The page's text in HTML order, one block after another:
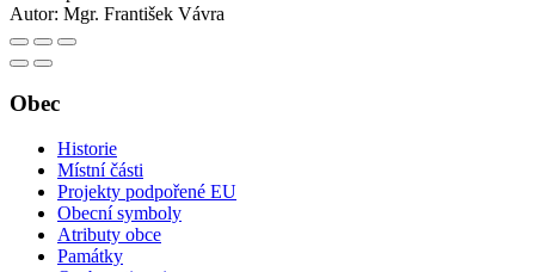
Autor: Mgr. František Vávra
Obec
Historie
Místní části
Projekty podpořené EU
Obecní symboly
Atributy obce
Památky